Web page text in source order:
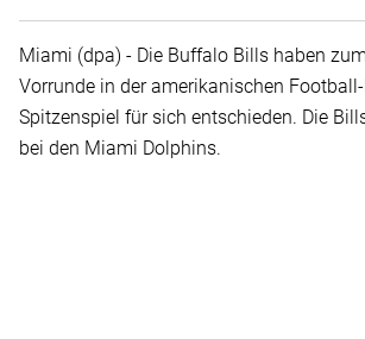
Miami (dpa) - Die Buffalo Bills haben
Vorrunde in der amerikanischen
Spitzenspiel für sich entschieden. Die
bei den Miami Dolphins.